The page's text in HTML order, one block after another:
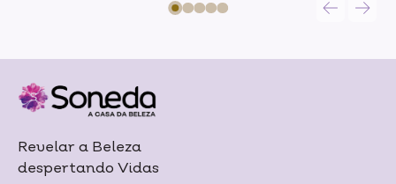
Revelar a Beleza
despertando Vidas